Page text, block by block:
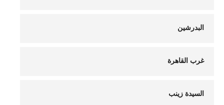
البدرشين
غرب القاهرة
السيدة زينب